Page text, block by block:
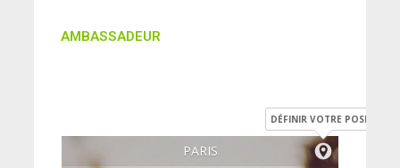
AMBASSADEUR
PARIS
DÉFINIR VOTRE POSITION